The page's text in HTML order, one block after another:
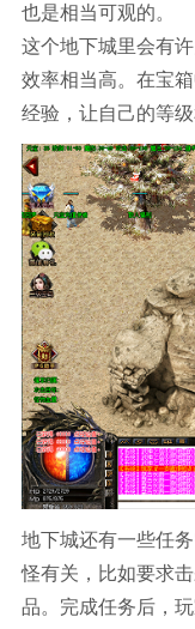
也是相当可观的。
这个地下城里会有
效率相当高。在宝
经验，让自己的等级
地下城还有一些任
怪有关，比如要求
品。完成任务后，